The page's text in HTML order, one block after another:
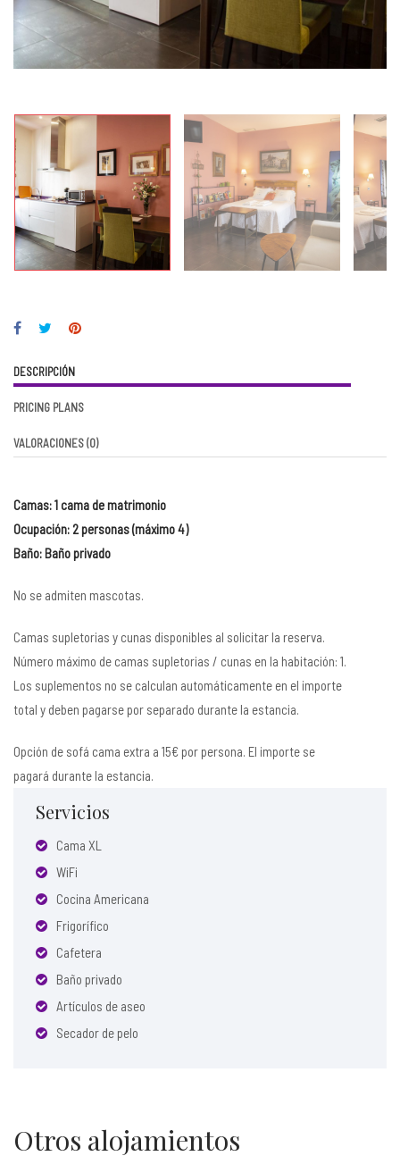
DESCRIPCIÓN
PRICING PLANS
VALORACIONES(0)
Camas: 1 cama de matrimonio
Ocupación: 2 personas (máximo 4)
Baño: Baño privado
No se admiten mascotas.
Camas supletorias y cunas disponibles al solicitar la reserva.
Número máximo de camas supletorias / cunas en la habitación: 1.
Los suplementos no se calculan automáticamente en el importe
total y deben pagarse por separado durante la estancia.
Opción de sofá cama extra a 15€ por persona. El importe se
pagará durante la estancia.
Servicios
Cama XL
WiFi
Cocina Americana
Frigorífico
Cafetera
Baño privado
Artículos de aseo
Secador de pelo
Otros alojamientos